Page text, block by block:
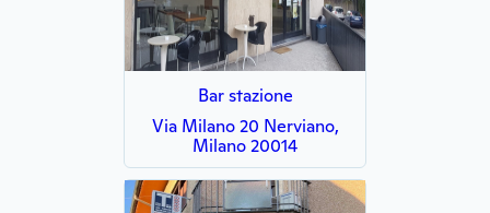
Bar stazione
Via Milano 20 Nerviano,
Milano 20014